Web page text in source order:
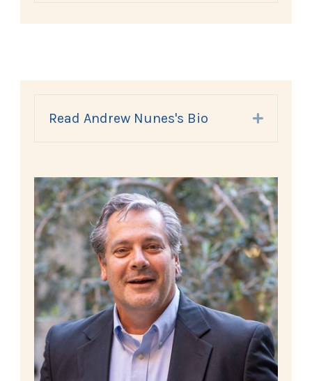
Read Andrew Nunes's Bio Expand